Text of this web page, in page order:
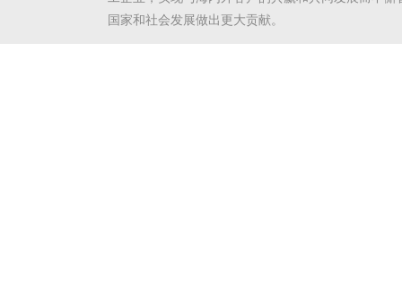
国家和社会发展做出更大贡献。